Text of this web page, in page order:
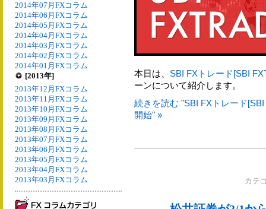
2014年07月FXコラム
2014年06月FXコラム
2014年05月FXコラム
2014年04月FXコラム
2014年03月FXコラム
2014年02月FXコラム
2014年01月FXコラム
[2013年]
2013年12月FXコラム
2013年11月FXコラム
2013年10月FXコラム
2013年09月FXコラム
2013年08月FXコラム
2013年07月FXコラム
2013年06月FXコラム
2013年05月FXコラム
2013年04月FXコラム
2013年03月FXコラム
本日は、 SBI FXトレード[SBI
ーンについて紹介します。
続きを読む "SBI FXトレード
開始" »
カテ